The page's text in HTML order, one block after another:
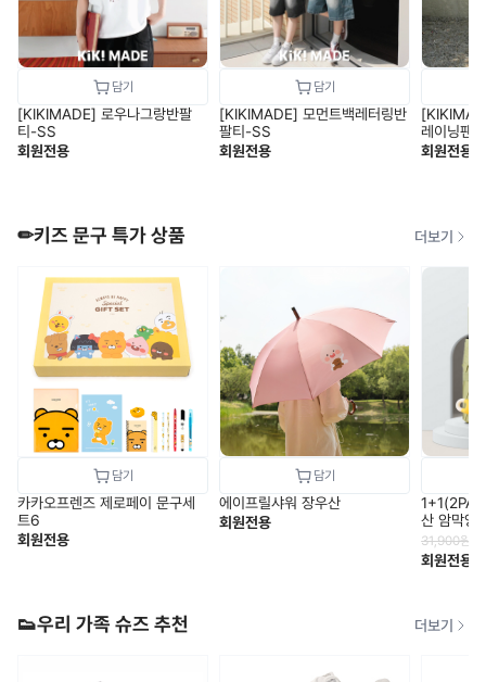
[KIKIMADE] 로우나그랑반팔
티-SS
회원전용
[KIKIMADE] 모먼트백레터링반
팔티-SS
회원전용
레이닝팬
회원전용
✏키즈 문구 특가 상품 더보기
카카오프렌즈 제로페이 문구세
트6
회원전용
에이프릴샤워 장우산
회원전용
산 암막양
31,900원
회원전용
👟우리 가족 슈즈 추천 더보기